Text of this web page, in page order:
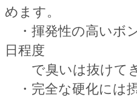
めます。
・揮発性の高いボ
日程度
で臭いは抜けて
・完全な硬化には